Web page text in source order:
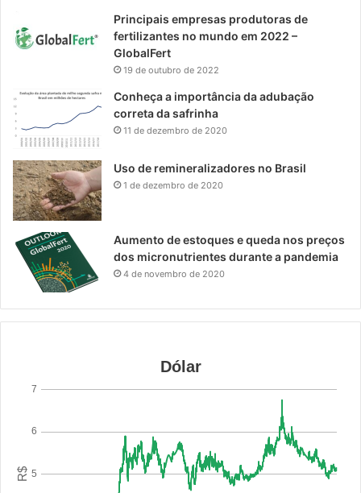
Principais empresas produtoras de
fertilizantes no mundo em 2022 –
GlobalFert
19 de outubro de 2022
Conheça a importância da adubação
correta da safrinha
11 de dezembro de 2020
Uso de remineralizadores no Brasil
1 de dezembro de 2020
Aumento de estoques e queda nos preços
dos micronutrientes durante a pandemia
4 de novembro de 2020